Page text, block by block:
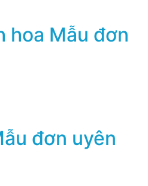
hoa Mẫu đơn
đơn uyên